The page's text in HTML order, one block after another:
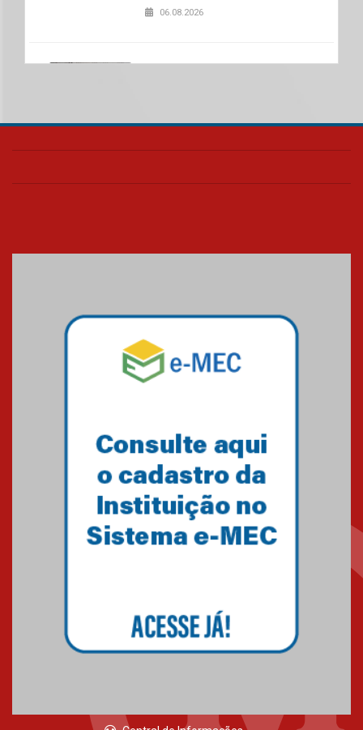
06.08.2026
realizará nova edição da Feira
04.08.2026
Mackenzie recepciona os
calouros do segundo semestre
Como o Colégio Mackenzie
Brasília prepara seus
estudantes para o PAS antes
mesmo do Ensino Médio
04.08.2026